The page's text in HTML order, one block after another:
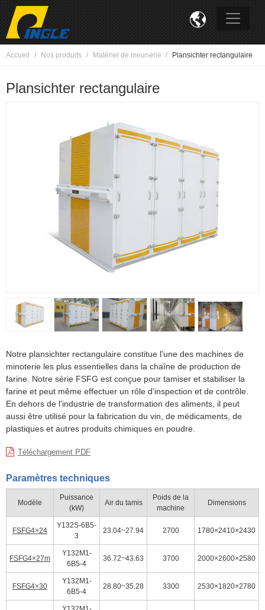

Accueil Nos produits Matériel de meunerie Plansichter rectangulaire
Plansichter rectangulaire
Notre plansichter rectangulaire constitue l'une des machines de
minoterie les plus essentielles dans la chaîne de production de
farine. Notre série FSFG est conçue pour tamiser et stabiliser la
farine et peut même effectuer un rôle d'inspection et de contrôle.
En dehors de l'industrie de transformation des aliments, il peut
aussi être utilisé pour la fabrication du vin, de médicaments, de
plastiques et autres produits chimiques en poudre.
Téléchargement PDF
Paramètres techniques
Modèle
Puissance
(kW)
Air du tamis
Poids de la
machine
Dimensions
FSFG4×24
Y132S-6B5-
3
23.04~27.94 2700 1780×2410×2430
FSFG4×27m
Y132M1-
6B5-4
36.72~43.63 3700 2000×2600×2580
FSFG4×30
Y132M1-
6B5-4
28.80~35.28 3300 2530×1820×2780